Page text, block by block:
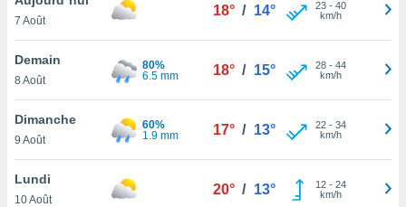
et
»,
au
vous
qu'ils
ou
7 Août
18° / 14° 23- 40
km/h
Demain
8 Août
80%
6.5 mm
18° / 15° 28- 44
km/h
Dimanche
9 Août
60%
1.9 mm
17° / 13° 22- 34
km/h
Lundi
10 Août
20° / 13° 12- 24
km/h